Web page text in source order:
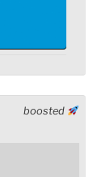
boosted